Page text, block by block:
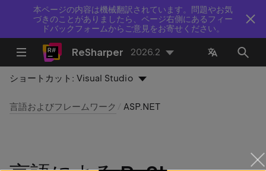
本ページの内容は機械翻訳されています。問題やお気
づきのことがありましたら、ページ右側にあるフィー
ドバックフォームからご意見をお寄せください。
ReSharper 2026.2
ショートカット:Visual Studio
言語およびフレームワーク ASP.NET